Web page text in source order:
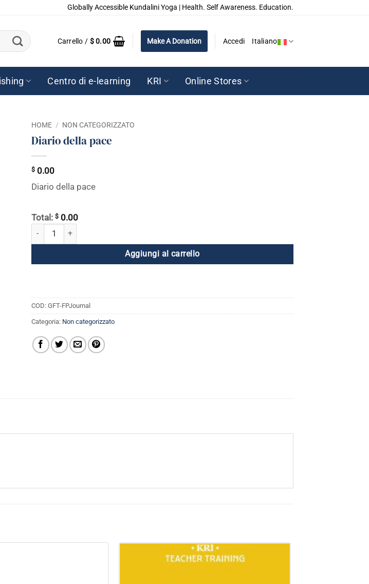
Globally Accessible Kundalini Yoga | Health. Self Awareness. Education.
Carrello / $0.00 Make A Donation Accedi Italiano
Centro di e-learning KRI Online Stores
HOME / NON CATEGORIZZATO
Diario della pace
$ 0.00
Diario della pace
Total: $ 0.00
Diario della pace quantità
Aggiungi al carrello
COD: GFT-FPJournal
Categoria: Non categorizzato